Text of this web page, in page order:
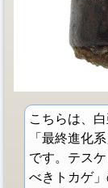
こちらは、
「最終進化
です。テス
べきトカゲ